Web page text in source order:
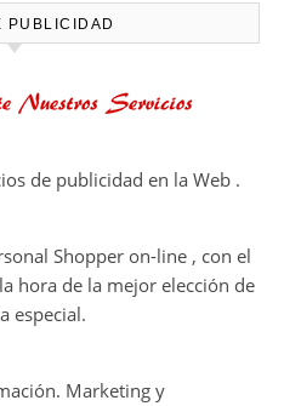
PUBLICIDAD
de publicidad en la Web .
Shopper on-line , con el
hora de la mejor elección de
especial.
Marketing y